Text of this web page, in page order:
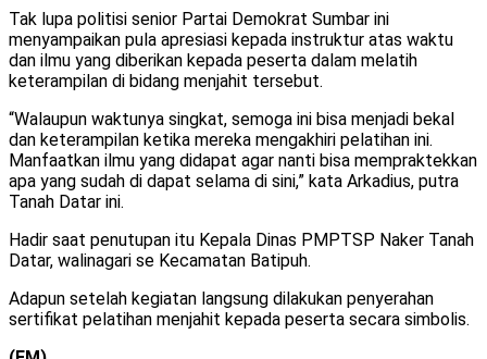
Tak lupa politisi senior Partai Demokrat Sumbar ini
menyampaikan pula apresiasi kepada instruktur atas waktu
dan ilmu yang diberikan kepada peserta dalam melatih
keterampilan di bidang menjahit tersebut.
“Walaupun waktunya singkat, semoga ini bisa menjadi bekal
dan keterampilan ketika mereka mengakhiri pelatihan ini.
Manfaatkan ilmu yang didapat agar nanti bisa mempraktekkan
apa yang sudah di dapat selama di sini,” kata Arkadius, putra
Tanah Datar ini.
Hadir saat penutupan itu Kepala Dinas PMPTSP Naker Tanah
Datar, walinagari se Kecamatan Batipuh.
Adapun setelah kegiatan langsung dilakukan penyerahan
sertifikat pelatihan menjahit kepada peserta secara simbolis.